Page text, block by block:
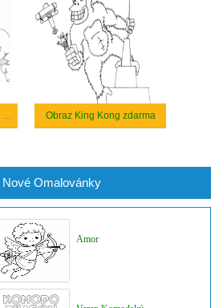
Obraz King Kong zdarma tisknutelné Obraz King Kong zdarma
Nové Omalovánky
Amor